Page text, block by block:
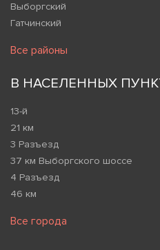
Выборгский
Гатчинский
Все районы
В НАСЕЛЕННЫХ
13-й
21 км
3 Разъезд
37 км Выборгского шоссе
4 Разъезд
46 км
Все города